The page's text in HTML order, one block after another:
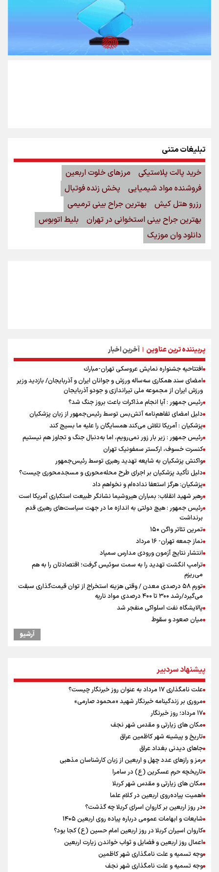
پربیننده ترین عناوین | آخرین اخبار
افتتاحیه جشنواره نمايش عروسكى تهران-مبارك
امضای سند همکاری سه‌ساله ورزش و جوانان ایران و آذربایجان/ بازدید وزیر
ورزش ایران از مجموعه ملی تیراندازی و جودو آذربایجان
رئیس جمهور : آیا انجام مذاکرات باعث بروز جنگ شد؟
دلیل امضای تفاهم‌نامه آتش‌بس توسط رئیس‌جمهور از زبان پزشکیان
پزشکیان : آمریکا تلاش می‌کند همسایگان را علیه ما بسیج کند
رئیس جمهور : زیر بار زور نمی‌رویم، اما به‌دنبال جنگ و تجاوز هم نیستیم
کنسرت خسوف، ارکستر سمفونیک تهران
واکنش پزشکیان به شایعه تهدید رهبری توسط رئیس‌جمهور
دلیل تأکید پزشکیان بر اجرای طرح محله‌محوری و مسجدمحوری چیست؟
پزشکیان: هرگز استعفا نداده‌ام و نخواهم داد
رهبر شهید انقلاب: بمباران هیروشیما نشانگر طبیعت استکباری آمریکا است
رئیس جمهور : هیچ دولتی به اندازه ما در جهت سیاست‌های رهبری قدم
برنداشت
تمرین تئاتر واگن ۱۵۰
نماز جمعه تهران- ۱۶ مرداد
انتشار نتایج آزمون ورودی مدارس سمپاد
ترامپ انگشت تهدید را به سمت سوئیس گرفت؛ اقتصادتان را به هم
می‌ریزم
تورم ۵۸ درصدی معدن / وقتی هزینه استخراج از توان قیمت‌گذاری سبقت
می‌گیرد/رشد ۳۰۰ تا ۴۰۰ درصدی مواد ناریه
پالایشگاه نفت اسلواکی منفجر شد
میان صعود و سقوط
وزیر ورزش و جوانان ایران از مرکز ملی جودوی جمهوری آذربایجان بازدید
بازدید وزیر ورزش ایران از مجموعه ملی تیراندازی باکو یکی از مجهزترین
مراکز تیراندازی منطقه
افزایش تعداد قربانیان تیراندازی در مدرسه تایلندی
ورزشکاران سنگنوردی
یمن، ایستاده در برابر تحریم و تجاوز
آرشیو
پیشنهاد سردبیر
علت نامگذاری ۱۷ مرداد به عنوان روز خبرنگار چیست؟
مروری بر زندگینامه خبرنگار شهید «محمود صارمی»
۱۷ مرداد؛ روز خبرنگار
مکان های زیارتی و مقدس شهر نجف
تاریخ و پیشینه شهر کاظمین عراق
جاهای دیدنی بغداد عراق
رمز و رازهای عدد چهل و اربعین از زبان کارشناسان مذهبی
تاریخچه حرم عسکرین (ع) در سامرا
مکان های زیارتی و مقدس شهر کربلا
اهمیت پیاده‌روی اربعین در کلام علما
در روز اربعین بر کاروان اسرای کربلا چه گذشت؟
شایعات و ابهامات عمومی درباره پیاده روی اربعین ۱۴۰۵
کاروان اسیران کربلا در روز اربعین امام حسین (ع) کجا بود؟
اعمال روز اربعین و فضایل و ثواب خواندن زیارت اربعین
وجه تسمیه و علت نامگذاری شهر کاظمین
وجه تسمیه و علت نامگذاری شهر نجف
تبلیغات متنی
خرید پالت پلاستیکی
مرزهای خلوت اربعین
فروشنده مواد شیمیایی
پخش زنده فوتبال
رزرو هتل کیش
بهترین جراح بینی ترمیمی
بهترین جراح بینی استخوانی در تهران
بلیط اتوبوس
دانلود وان موزیک